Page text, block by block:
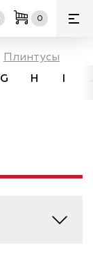
0
Плинтусы
G H I